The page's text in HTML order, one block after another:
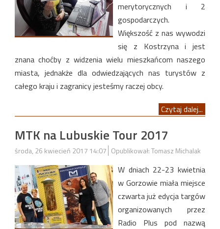
merytorycznych i 2
gospodarczych.
Większość z nas wywodzi
się z Kostrzyna i jest
znana choćby z widzenia wielu mieszkańcom naszego
miasta, jednakże dla odwiedzających nas turystów z
całego kraju i zagranicy jesteśmy raczej obcy.
Czytaj dalej...
MTK na Lubuskie Tour 2017
środa, 26 kwiecień 2017 14:07 Opublikował: Tomasz Michalak
W dniach 22-23 kwietnia
w Gorzowie miała miejsce
czwarta już edycja targów
organizowanych przez
Radio Plus pod nazwą